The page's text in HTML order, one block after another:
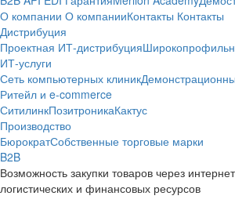
О компании О компанииКонтакты Контакты
Дистрибуция
Проектная ИТ-дистрибуция
ИТ-услуги
Сеть компьютерных клиник
Ритейл и e-commerce
СитилинкПозитроникаКактус
Производство
БюрократСобственные торговые марки
B2B
Возможность закупки товаров через
логистических и финансовых ресурсов